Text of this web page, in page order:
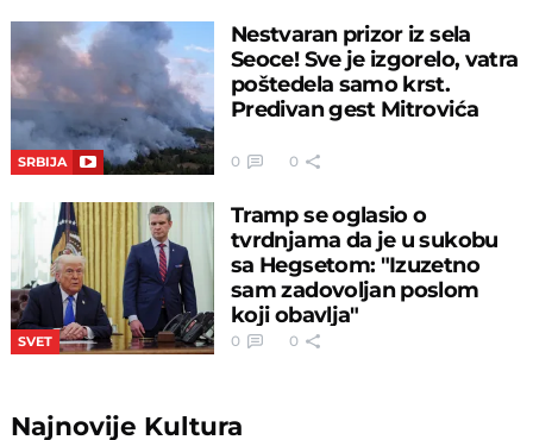
SRBIJA
Nestvaran prizor iz sela
Seoce! Sve je izgorelo, vatra
poštedela samo krst.
Predivan gest Mitrovića
0 0
SVET
Tramp se oglasio o
tvrdnjama da je u sukobu
sa Hegsetom: "Izuzetno
sam zadovoljan poslom
koji obavlja"
0 0
Najnovije Kultura